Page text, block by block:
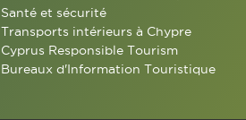
Santé et sécurité
Transports intérieurs à Chypre
Cyprus Responsible Tourism
Bureaux d'Information Touristique